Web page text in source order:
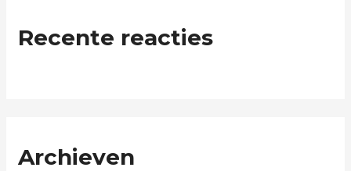
Recente reacties
Archieven